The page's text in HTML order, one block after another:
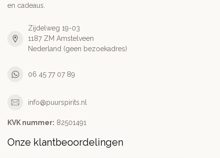
en cadeaus.
Zijdelweg 19-03
1187 ZM Amstelveen
Nederland (geen bezoekadres)
06 45 77 07 89
info@puurspirits.nl
KVK nummer: 82501491
Onze klantbeoordelingen